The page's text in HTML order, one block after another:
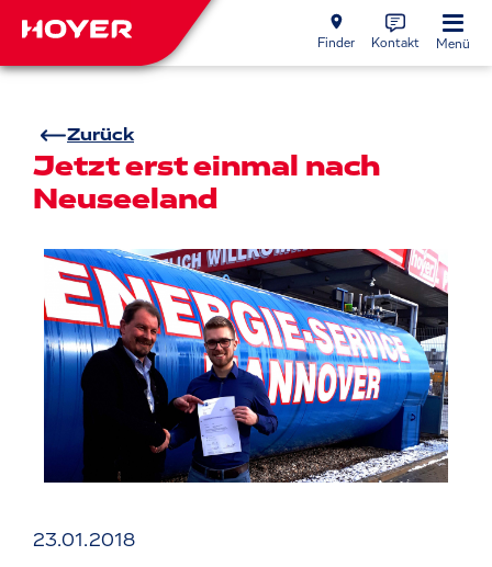
Finder Kontakt Menü
Zurück
Jetzt erst einmal nach
Neuseeland
23.01.2018